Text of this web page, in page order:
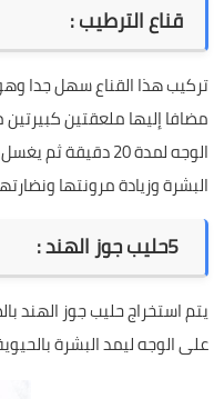
قناع الترطيب:
تركيب هذا القناع سهل جدا
مضافا إليها ملعقتين
الوجه لمدة 20
البشرة وزيادة مرونتها
5حليب جوز الهند:
يتم استخراج حليب جوز الهند
على الوجه ليمد البشرة